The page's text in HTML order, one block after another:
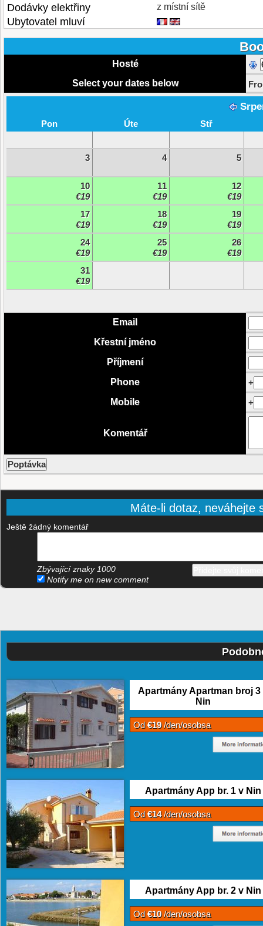
Dodávky elektřiny
z místní sítě
Ubytovatel mluví
Hosté
Select your dates below
Pon Úte Stř
3 4 5
10
€19
11
€19
12
€19
17
€19
18
€19
19
€19
24
€19
25
€19
26
€19
31
€19
Email
Křestní jméno
Příjmení
Phone
+
Mobile
+
Komentář
Máte-li dotaz, neváhejte
Ještě žádný komentář
Zbývající znaky 1000
Notify me on new comment
Apartmány Apartman broj 3
Nin
Od€19/den/osobsa
Apartmány App br. 1 v Nin
Od€14/den/osobsa
Apartmány App br. 2 v Nin
Od€10/den/osobsa